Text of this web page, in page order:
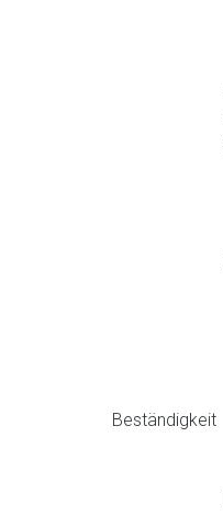
Beständigkeit